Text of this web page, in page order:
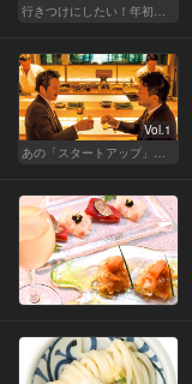
行きつけにしたい！年初めのご褒美ランチ
Vol.1
あの「スタートアップ」経営者のここぞのチカラ飯 Vol.1